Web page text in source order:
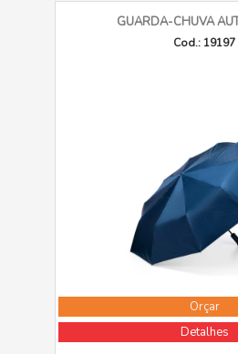
GUARDA-CHUVA
Cod.: 19197
Orçar
Detalhes